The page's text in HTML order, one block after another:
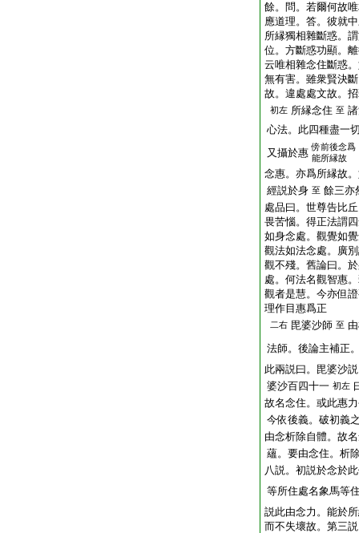
餘。問。若爾何故
應道理。答。彼就
所縁獨相雜斷惑。
位。方斷惑功顯。
云唯相雜念住斷惑
無有害。雖衆賢決
故。違處處文故。
初左 所縁念住 至
心法。此四種盡一
又攝於惠 傍前後念爲
能所縁故
念惠。亦爲所縁故
經説於身 至 餘三
處品曰。世尊告比
畏苦惱。得正法謂
如身念處。觀覺如
觀法如法念處。廣
觀不殘。舊論曰。
處。何法名觀智惠
觀者是慧。今亦但
理作目惠爲正
二右 毘婆沙師 至
法師。後論主補正
此兩説曰。毘婆沙
婆沙百四十一 初左
故名念住。或此惠
今依後義。破初義
由念析除自體。故
蘊。要由念住。析
八説。初説於念於
等所住處名象馬等
説此由念力。能於
而不失壞故。第三